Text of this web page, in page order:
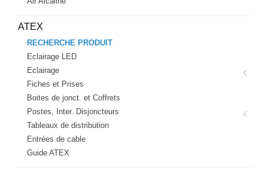
ATEX
RECHERCHE PRODUIT
Eclairage LED
Eclairage
Fiches et Prises
Boites de jonct. et Coffrets
Postes, Inter. Disjoncteurs
Tableaux de distribution
Entrées de cable
Guide ATEX